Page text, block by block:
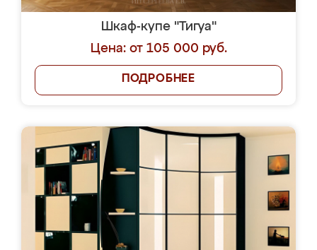
Шкаф-купе "Тигуа"
Цена: от 105 000 руб.
ПОДРОБНЕЕ